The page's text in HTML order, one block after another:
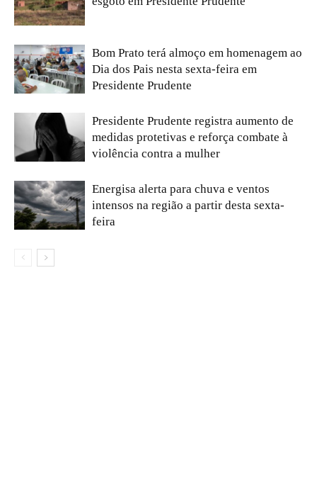
Bom Prato terá almoço em homenagem ao
Dia dos Pais nesta sexta-feira em
Presidente Prudente
Presidente Prudente registra aumento de
medidas protetivas e reforça combate à
violência contra a mulher
Energisa alerta para chuva e ventos
intensos na região a partir desta sexta-
feira